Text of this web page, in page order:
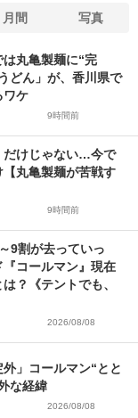
月間 写真
丸亀製麺に“完
どん」が、香川県で
ワケ
9時間前
だけじゃない…今で
【丸亀製麺が苦戦す
9時間前
9割が去っていっ
コールマン』現在
？《テントでも、
2026/08/08
外」コールマン“とと
な経緯
2026/08/08